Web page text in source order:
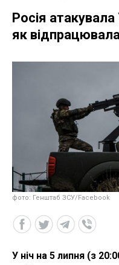
Росія
як
фото: Генштаб ЗСУ/Facebook
У ніч на 5 липня (з